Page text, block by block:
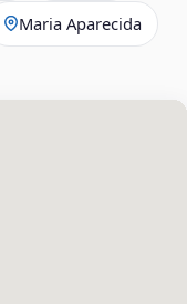
Maria Aparecida